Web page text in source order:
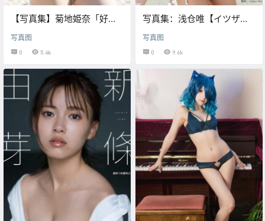
【写真集】菊地姫奈「好き
になる旅～prologue～」
写真图
0 5.4k
写真集：浅仓唯【イツザ
イ。完全アナザーカット
ver.】
写真图
0 9.6k